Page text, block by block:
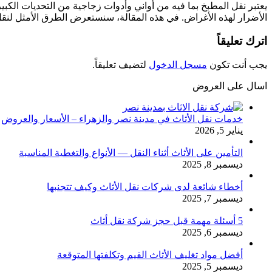
يعتبر نقل المطبخ بما فيه من أواني وأدوات زجاجية من التحديات
الأضرار لهذه الأغراض. في هذه المقالة، سنستعرض الطرق الأمثل
اترك تعليقاً
يجب أنت تكون مسجل الدخول لتضيف تعليقاً.
اسال على العروض
خدمات نقل الأثاث في مدينة نصر والزهراء – الأسعار والعروض
يناير 5, 2026
التأمين على الأثاث أثناء النقل — الأنواع والتغطية المناسبة
ديسمبر 8, 2025
أخطاء شائعة لدى شركات نقل الأثاث وكيف تتجنبها
ديسمبر 7, 2025
5 أسئلة مهمة قبل حجز شركة نقل أثاث
ديسمبر 6, 2025
أفضل مواد تغليف الأثاث القيم وتكلفتها المتوقعة
ديسمبر 5, 2025